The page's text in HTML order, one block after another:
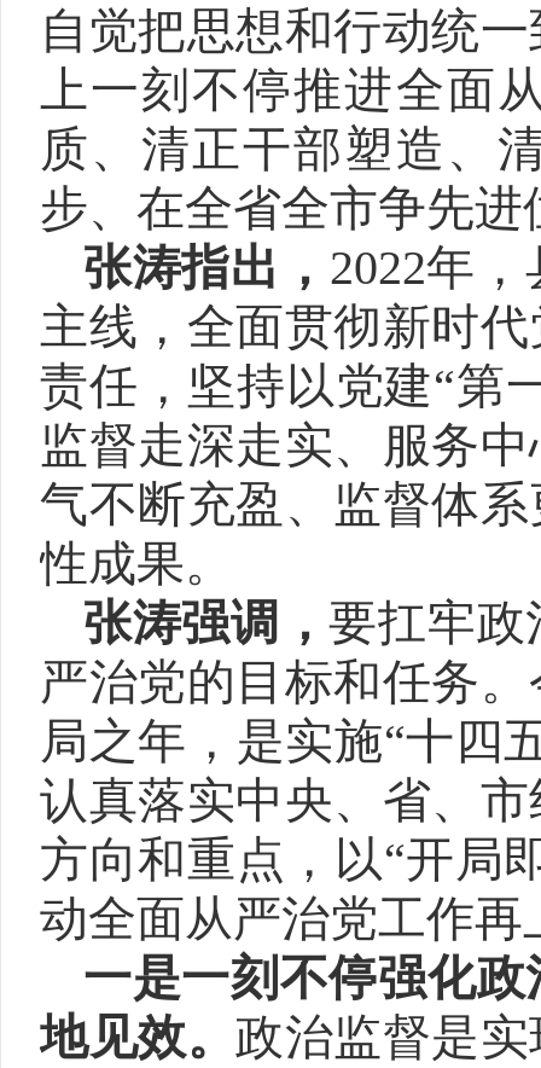
自觉把思想和行动统
上一刻不停推进全面
质、清正干部塑造、
步、在全省全市争先进
张涛指出， 2022年
主线，全面贯彻新时
责任，坚持以党建“第
监督走深走实、服务
气不断充盈、监督体
性成果。
张涛强调，要扛牢政
严治党的目标和任务
局之年，是实施“十四
认真落实中央、省、
方向和重点，以“开局
动全面从严治党工作再
一是一刻不停强化
地见效。 政治监督是